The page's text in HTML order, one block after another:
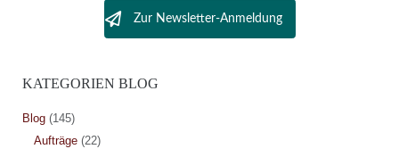
Zur Newsletter-Anmeldung
KATEGORIEN BLOG
Blog(145)
Aufträge(22)